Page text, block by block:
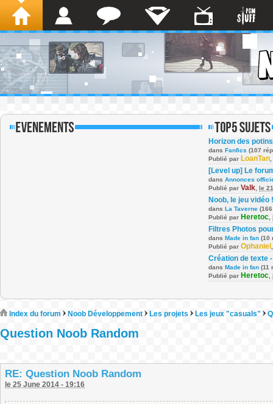
Horizon des potins
dans Fanfics (107
Publié par LoanTan
[Level up] Le
dans Annonces
Publié par Valk le
Noob, le jeu vidéo !
dans La Taverne
Publié par Heretoc
Filtres Photos
dans Made in fan (10
Publié par Ophaniel
Création de texte
dans Made in fan (11
Publié par Heretoc
Index du forum Noob Développement Les projets Les jeux "casuals"
Question Noob Random
RE: Question Noob Random
le 25 June 2014 - 19:16